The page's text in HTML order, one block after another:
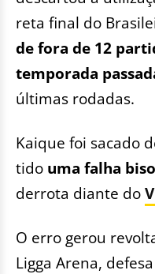
reta final do
de fora de 12
temporada
últimas rodadas.
Kaique foi sacado
tido uma falha
derrota diante do
O erro gerou
Ligga Arena,